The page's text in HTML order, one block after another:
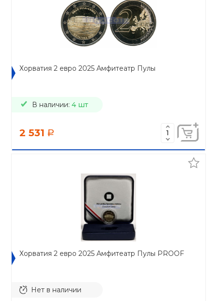
Хорватия 2 евро 2025 Амфитеатр Пулы
В наличии: 4 шт
2 531 a
Хорватия 2 евро 2025 Амфитеатр Пулы PROOF
Нет в наличии